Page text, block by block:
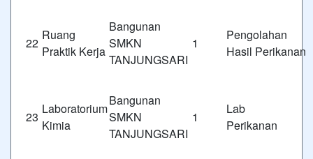
22
Ruang
Praktik Kerja
Bangunan
SMKN 1
TANJUNGSARI
Hasil Perikanan
23
Laboratorium
Kimia
Bangunan
SMKN 1
TANJUNGSARI
Lab
Perikanan